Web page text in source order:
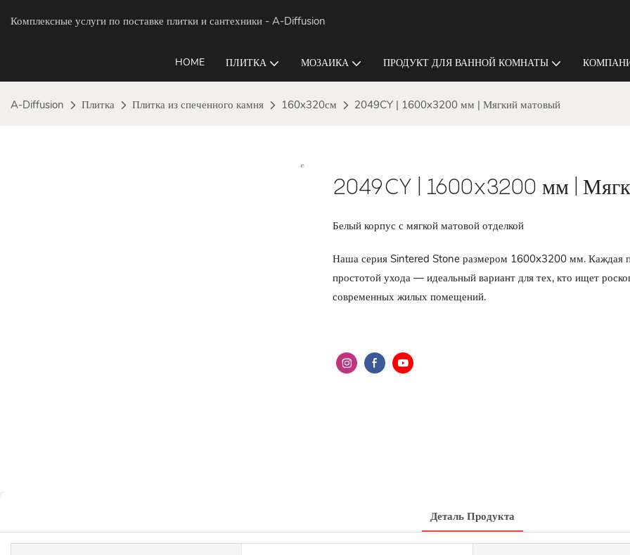
Комплексные услуги по поставке плитки и сантехники - A-Diffusion
HOME ПЛИТКА МОЗАИКА ПРОДУКТ ДЛЯ ВАННОЙ КОМНАТЫ
A-Diffusion Плитка Плитка из спеченного камня 160x320см 2049CY | 1600x3200 мм | Мягкий матовый
2049CY | 1600x3200 мм |
Белый корпус с мягкой матовой отделкой
Наша серия Sintered Stone размером 1600x3200 мм. Каждая
простотой ухода — идеальный вариант для тех, кто ищет
современных жилых помещений.
Деталь Продукта